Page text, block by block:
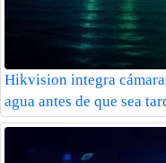
Hikvision integra
agua antes de que sea